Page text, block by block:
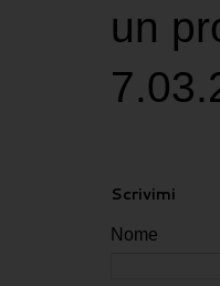
un
Scrivimi
Nome